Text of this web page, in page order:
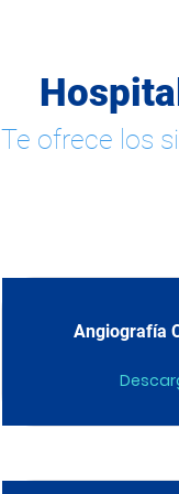
Te ofrece los
Angiografía